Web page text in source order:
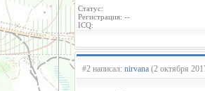
Статус:
Регистрация: --
ICQ:
#2 написал: nirvana (2 октября